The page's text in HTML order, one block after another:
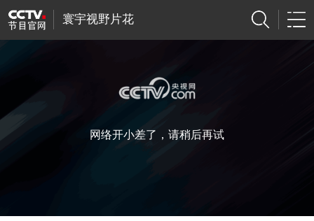
寰宇视野片花
网络开小差了，请稍后再试